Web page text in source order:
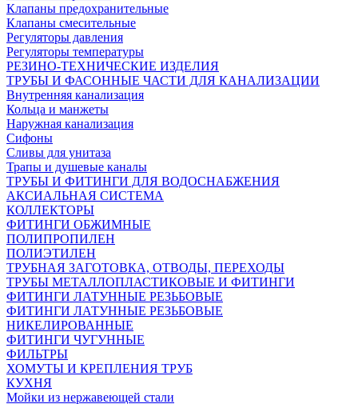
Клапаны предохранительные
Клапаны смесительные
Регуляторы давления
Регуляторы температуры
РЕЗИНО-ТЕХНИЧЕСКИЕ ИЗДЕЛИЯ
ТРУБЫ И ФАСОННЫЕ ЧАСТИ ДЛЯ КАНАЛИЗАЦИИ
Внутренняя канализация
Кольца и манжеты
Наружная канализация
Сифоны
Сливы для унитаза
Трапы и душевые каналы
ТРУБЫ И ФИТИНГИ ДЛЯ ВОДОСНАБЖЕНИЯ
АКСИАЛЬНАЯ СИСТЕМА
КОЛЛЕКТОРЫ
ФИТИНГИ ОБЖИМНЫЕ
ПОЛИПРОПИЛЕН
ПОЛИЭТИЛЕН
ТРУБНАЯ ЗАГОТОВКА, ОТВОДЫ, ПЕРЕХОДЫ
ТРУБЫ МЕТАЛЛОПЛАСТИКОВЫЕ И ФИТИНГИ
ФИТИНГИ ЛАТУННЫЕ РЕЗЬБОВЫЕ
ФИТИНГИ ЛАТУННЫЕ РЕЗЬБОВЫЕ
НИКЕЛИРОВАННЫЕ
ФИТИНГИ ЧУГУННЫЕ
ФИЛЬТРЫ
ХОМУТЫ И КРЕПЛЕНИЯ ТРУБ
КУХНЯ
Мойки из нержавеющей стали